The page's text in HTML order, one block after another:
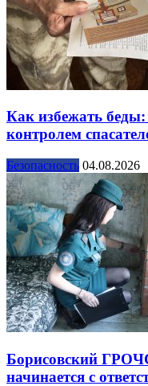
Как избежать
контролем
Безопасность 04.08.2026
Борисовский
начинается с